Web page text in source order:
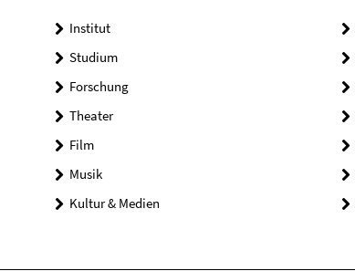
Institut
Studium
Forschung
Theater
Film
Musik
Kultur & Medien